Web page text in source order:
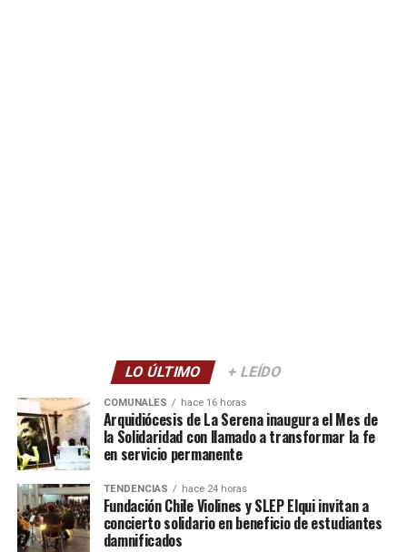
LO ÚLTIMO + LEÍDO
COMUNALES hace 16 horas
Arquidiócesis de La Serena inaugura el Mes de
la Solidaridad con llamado a transformar la fe
en servicio permanente
TENDENCIAS hace 24 horas
Fundación Chile Violines y SLEP Elqui invitan a
concierto solidario en beneficio de estudiantes
damnificados